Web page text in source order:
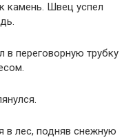
камень. Швец успел
переговорную трубку
в лес, подняв снежную